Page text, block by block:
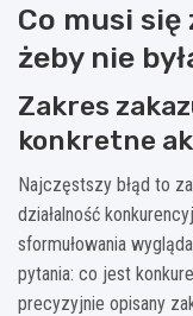
Co musi
żeby nie
Zakres
konkretne
Najczęstszy błąd to
działalność
sformułowania
pytania: co jest
precyzyjnie opisany